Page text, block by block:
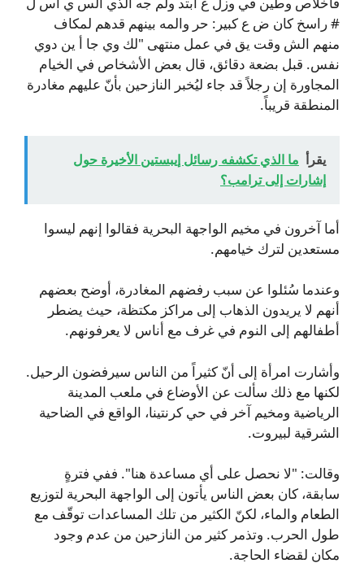
# راسخ كان ض ع كبير: حر والمه بينهم قدهم لمكاف
منهم الش وقت يق في عمل منتهى "لك وي جا أ ين دوي
نفس. قبل بضعة دقائق، قال بعض الأشخاص في الخيام
المجاورة إن رجلاً قد جاء ليُخبر النازحين بأنّ عليهم مغادرة
المنطقة قريباً.
يقرأ ما الذي تكشفه رسائل إيبستين الأخيرة حول
إشارات إلى ترامب؟
أما آخرون في مخيم الواجهة البحرية فقالوا إنهم ليسوا
مستعدين لترك خيامهم.
وعندما سُئلوا عن سبب رفضهم المغادرة، أوضح بعضهم
أنهم لا يريدون الذهاب إلى مراكز مكتظة، حيث يضطر
أطفالهم إلى النوم في غرف مع أناس لا يعرفونهم.
وأشارت امرأة إلى أنّ كثيراً من الناس سيرفضون الرحيل.
لكنها مع ذلك سألت عن الأوضاع في ملعب المدينة
الرياضية ومخيم آخر في حي كرنتينا، الواقع في الضاحية
الشرقية لبيروت.
وقالت: "لا نحصل على أي مساعدة هنا". ففي فترةٍ
سابقة، كان بعض الناس يأتون إلى الواجهة البحرية لتوزيع
الطعام والماء، لكنّ الكثير من تلك المساعدات توقّف مع
طول الحرب. وتذمر كثير من النازحين من عدم وجود
مكان لقضاء الحاجة.